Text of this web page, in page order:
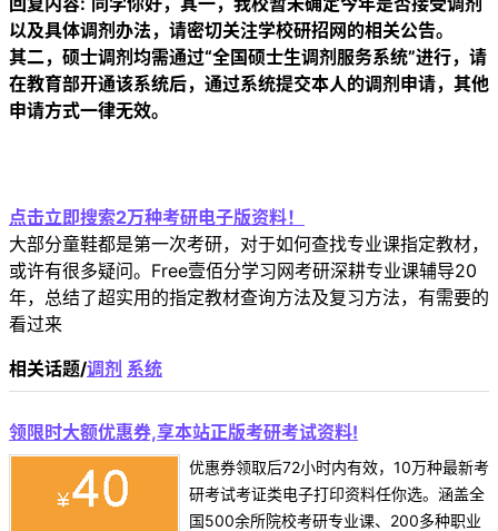
以及具体调剂办法，请密切关注学校研招网的相关公告。
其二，硕士调剂均需通过“全国硕士生调剂服务系统”进行，请
在教育部开通该系统后，通过系统提交本人的调剂申请，其他
申请方式一律无效。
点击立即搜索2万种考研电子版资料！
大部分童鞋都是第一次考研，对于如何查找专业课指定教材，
或许有很多疑问。Free壹佰分学习网考研深耕专业课辅导20
年，总结了超实用的指定教材查询方法及复习方法，有需要的
看过来
相关话题/调剂 系统
领限时大额优惠券,享本站正版考研考试资料!
优惠券领取后72小时内有效，10万种最新考
研考试考证类电子打印资料任你选。涵盖全
国500余所院校考研专业课、200多种职业